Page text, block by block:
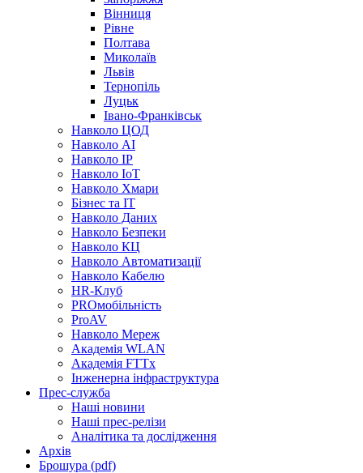
Вінниця
Рівне
Полтава
Миколаїв
Львів
Тернопіль
Луцьк
Івано-Франківськ
Навколо ЦОД
Навколо AI
Навколо IP
Навколо IoT
Навколо Хмари
Бізнес та ІТ
Навколо Даних
Навколо Безпеки
Навколо КЦ
Навколо Автоматизації
Навколо Кабелю
HR-Клуб
PROмобільність
ProAV
Навколо Мереж
Академія WLAN
Академія FTTx
Інженерна інфраструктура
Прес-служба
Наші новини
Наші прес-релізи
Аналітика та дослідження
Архів
Брошура (pdf)